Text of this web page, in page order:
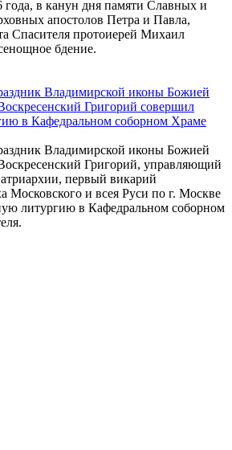
в канун дня памяти Славных и
апостолов Петра и Павла,
Спасителя протоиерей Михаил
бдение.
Владимирской иконы Божией
Григорий совершил
в Кафедральном соборном Храме
Владимирской иконы Божией
Григорий, управляющий
первый викарий
Московского и всея Руси по г. Москве
литургию в Кафедральном соборном